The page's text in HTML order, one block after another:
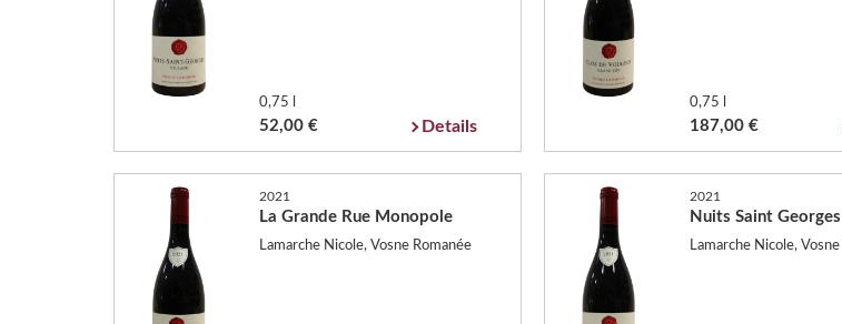
0,75 l
52,00 € Details
0,75 l
187,00 €
2021
La Grande Rue Monopole
Lamarche Nicole, Vosne Romanée
2021
Nuits Saint
Lamarche Nicole,